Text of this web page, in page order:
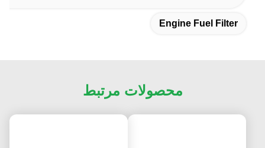
Engine Fuel Filter
محصولات مرتبط